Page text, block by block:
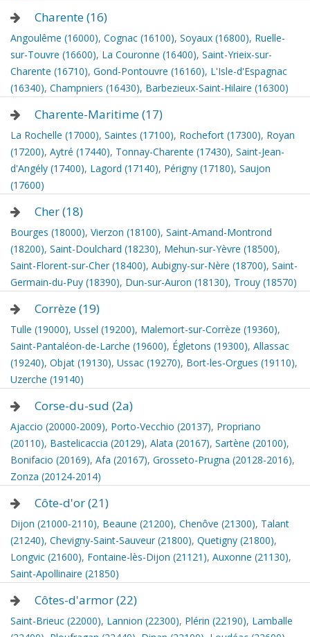
Charente (16)
Angoulême (16000), Cognac (16100), Soyaux (16800), Ruelle-
sur-Touvre (16600), La Couronne (16400), Saint-Yrieix-sur-
Charente (16710), Gond-Pontouvre (16160), L'Isle-d'Espagnac
(16340), Champniers (16430), Barbezieux-Saint-Hilaire (16300)
Charente-Maritime (17)
La Rochelle (17000), Saintes (17100), Rochefort (17300), Royan
(17200), Aytré (17440), Tonnay-Charente (17430), Saint-Jean-
d'Angély (17400), Lagord (17140), Périgny (17180), Saujon
(17600)
Cher (18)
Bourges (18000), Vierzon (18100), Saint-Amand-Montrond
(18200), Saint-Doulchard (18230), Mehun-sur-Yèvre (18500),
Saint-Florent-sur-Cher (18400), Aubigny-sur-Nère (18700), Saint-
Germain-du-Puy (18390), Dun-sur-Auron (18130), Trouy (18570)
Corrèze (19)
Tulle (19000), Ussel (19200), Malemort-sur-Corrèze (19360),
Saint-Pantaléon-de-Larche (19600), Égletons (19300), Allassac
(19240), Objat (19130), Ussac (19270), Bort-les-Orgues (19110),
Uzerche (19140)
Corse-du-sud (2a)
Ajaccio (20000-2009), Porto-Vecchio (20137), Propriano
(20110), Bastelicaccia (20129), Alata (20167), Sartène (20100),
Bonifacio (20169), Afa (20167), Grosseto-Prugna (20128-2016),
Zonza (20124-2014)
Côte-d'or (21)
Dijon (21000-2110), Beaune (21200), Chenôve (21300), Talant
(21240), Chevigny-Saint-Sauveur (21800), Quetigny (21800),
Longvic (21600), Fontaine-lès-Dijon (21121), Auxonne (21130),
Saint-Apollinaire (21850)
Côtes-d'armor (22)
Saint-Brieuc (22000), Lannion (22300), Plérin (22190), Lamballe